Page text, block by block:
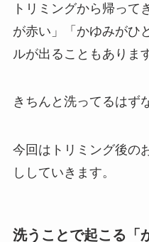
トリミングから帰って
が赤い」「かゆみがひ
ルが出ることもありま
きちんと洗ってるはず
今回はトリミング後の
ししていきます。
洗うことで起こる「